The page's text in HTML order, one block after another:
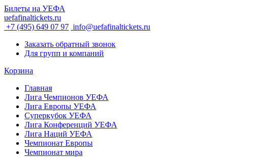
Билеты на УЕФА
uefafinaltickets.ru
+7 (495) 649 07 97 info@uefafinaltickets.ru
Заказать обратный звонок
Для групп и компаний
Корзина
Главная
Лига Чемпионов УЕФА
Лига Европы УЕФА
Суперкубок УЕФА
Лига Конференций УЕФА
Лига Наций УЕФА
Чемпионат Европы
Чемпионат мира